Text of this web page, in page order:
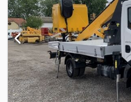
(km): 90 314 km Üzemeltetési
Kibocsátási osztály: EURO5
(ccm-ben): 2488 Típus:
Üzemanyag: Dízel Cjdpfxeztb
megengedett össztömeg
Sebességváltó: Manuális
jellemzők: ABS,
műszaki állapotban van, a